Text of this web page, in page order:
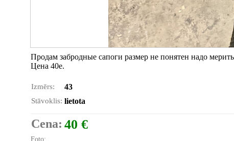
Продам забродные сапоги размер не понятен надо
Цена 40е.
Izmērs: 43
Stāvoklis: lietota
Cena: 40 €
Foto: